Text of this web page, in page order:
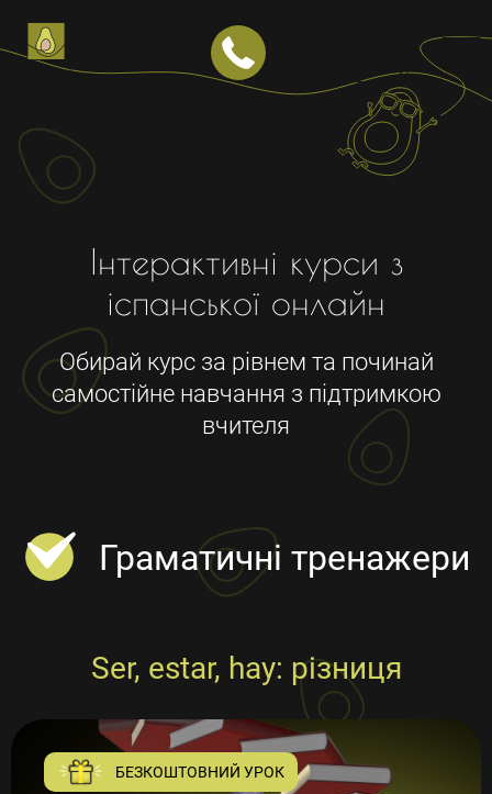
Японська
Китайська
Польська
Корпоративні заняття
Магазин курсів з англійської мови
Магазин курсів з іспанської мови
Відгуки
Вчителі
Вакансії
Інтерактивні курси з
іспанської онлайн
Обирай курс за рівнем та починай
самостійне навчання з підтримкою
вчителя
Граматичні тренажери
Ser, estar, hay: різниця
БЕЗКОШТОВНИЙ УРОК